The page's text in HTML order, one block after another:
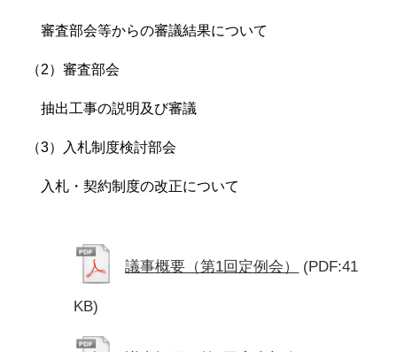
審査部会等からの審議結果について
（2）審査部会
抽出工事の説明及び審議
（3）入札制度検討部会
入札・契約制度の改正について
議事概要（第1回定例会） (PDF:41
KB)